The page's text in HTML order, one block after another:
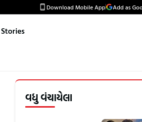
Download Mobile App Add as
વધુ વંચાયેલા